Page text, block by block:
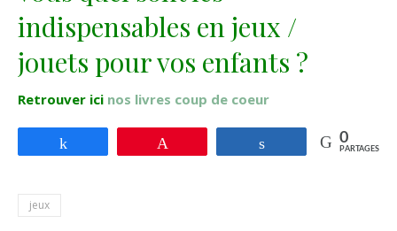
indispensables en jeux /
jouets pour vos enfants ?
Retrouver ici nos livres coup de coeur
Partagez 0
PARTAGES
jeux